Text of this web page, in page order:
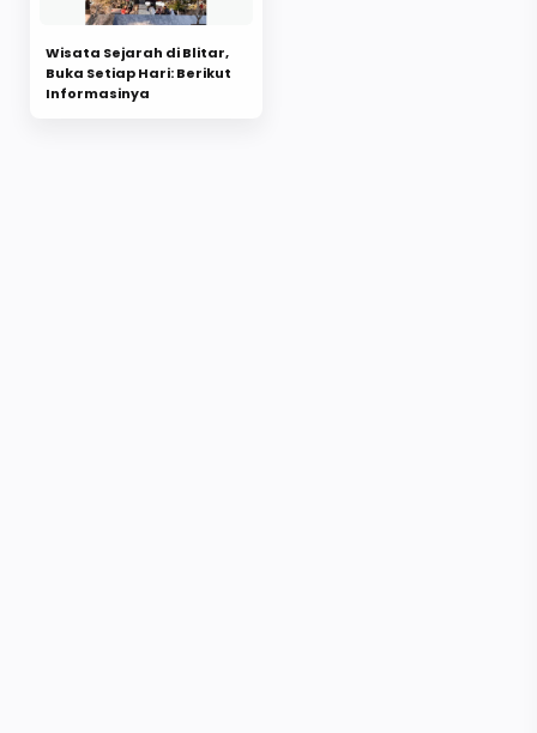
Wisata Sejarah di Blitar,
Buka Setiap Hari: Berikut
Informasinya